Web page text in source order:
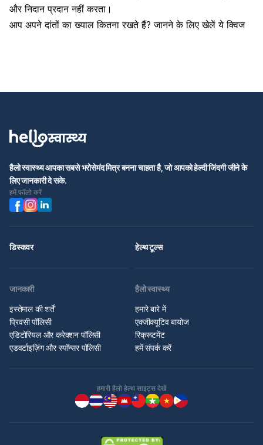
और निदान प्रदान नहीं करता।
आप अपने दांतों का ख्याल कितना रखते हैं? जानने के लिए खेलें ये क्विज
हैलो स्वास्थ्य आपका सबसे भरोसेमंद मित्र बनना चाहता है, जो आपको हेल्दी जिंदगी जीने के
लिए जानकारी दे सके.
हमें फॉलो करें
डिस्कवर हेल्थ टूल्स
जानकारी
इस्तेमाल की शर्तें
प्रिवसी पॉलिसी
एडिटोरियल और करेक्शन पॉलिसी
एडवर्टाइज़िंग और स्पॉन्सर पॉलिसी
हैलो स्वास्थ्य
हमारे बारे में
एक्जीक्यूटिव बायोज
रिक्रूटमेंट
हमें संपर्क करें
हमारी हैलो हेल्थ साइट्स देखें